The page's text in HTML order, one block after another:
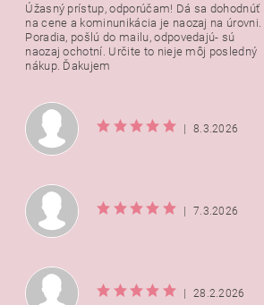
Úžasný prístup, odporúčam! Dá sa dohodnúť
na cene a kominunikácia je naozaj na úrovni.
Poradia, pošlú do mailu, odpovedajú- sú
naozaj ochotní. Určite to nieje môj posledný
nákup. Ďakujem
8.3.2026
7.3.2026
28.2.2026